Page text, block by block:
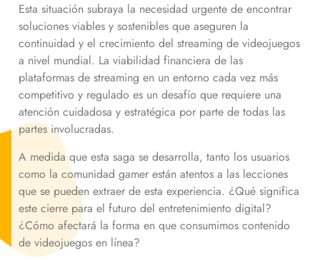
Esta situación subraya la necesidad urgente de encontrar
soluciones viables y sostenibles que aseguren la
continuidad y el crecimiento del streaming de videojuegos
a nivel mundial. La viabilidad financiera de las
plataformas de streaming en un entorno cada vez más
competitivo y regulado es un desafío que requiere una
atención cuidadosa y estratégica por parte de todas las
partes involucradas.
A medida que esta saga se desarrolla, tanto los usuarios
como la comunidad gamer están atentos a las lecciones
que se pueden extraer de esta experiencia. ¿Qué significa
este cierre para el futuro del entretenimiento digital?
¿Cómo afectará la forma en que consumimos contenido
de videojuegos en línea?